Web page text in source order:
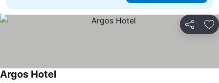
Partager
Argos Hotel